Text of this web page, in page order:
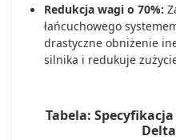
Redukcja wagi o 70%:
łańcuchowego
drastyczne obniżenie
silnika i redukuje
Tabela: